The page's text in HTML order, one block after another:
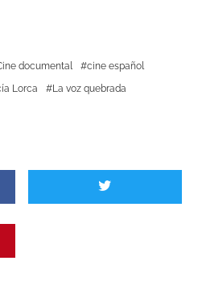
documental
cine español
Lorca
La voz quebrada